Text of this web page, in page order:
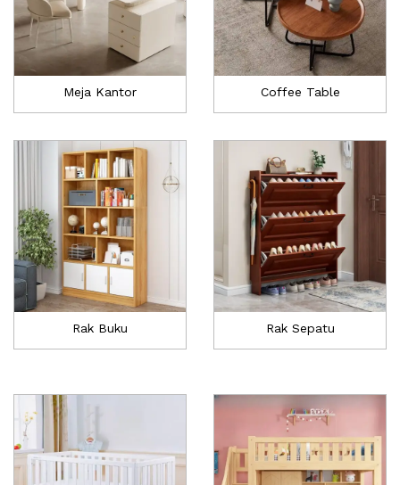
Meja Kantor Coffee Table
Rak Buku Rak Sepatu